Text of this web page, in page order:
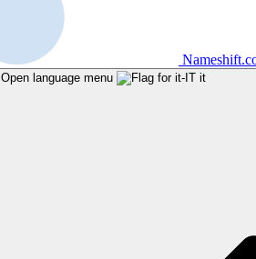
Open language menu it